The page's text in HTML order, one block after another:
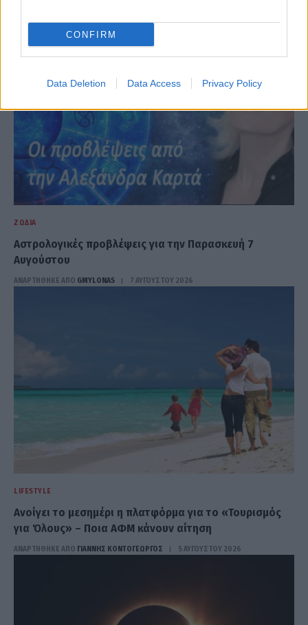
CONFIRM
Data Deletion Data Access Privacy Policy
ΖΏΔΙΑ
Αστρολογικές προβλέψεις για την Παρασκευή 7
Αυγούστου
ΑΝΑΡΤΗΘΗΚΕ ΑΠΟ GMYLONAS 7 ΑΥΓΟΎΣΤΟΥ 2026
LIFESTYLE
Ανοίγει το μεσημέρι η πλατφόρμα για το «Τουρισμός
για Όλους» – Ποια ΑΦΜ κάνουν αίτηση
ΑΝΑΡΤΗΘΗΚΕ ΑΠΟ ΓΙΆΝΝΗΣ ΚΟΝΤΟΓΕΏΡΓΟΣ 5 ΑΥΓΟΎΣΤΟΥ 2026